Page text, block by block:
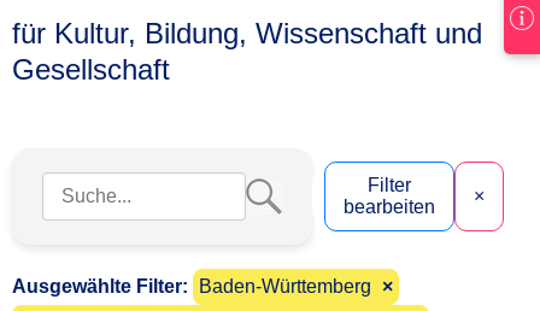
für Kultur, Bildung, Wissenschaft und
Gesellschaft
Suchbegriff eingeben
Filter
bearbeiten
×
Ausgewählte Filter: Baden-Württemberg ×